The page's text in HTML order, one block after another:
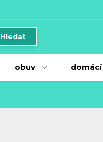
Hledat
obuv domácí